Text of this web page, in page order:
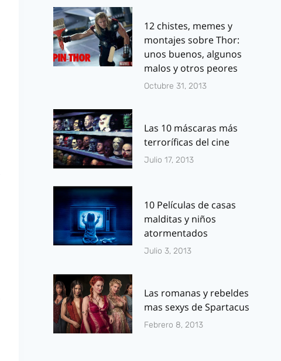
12 chistes, memes y
montajes sobre Thor:
unos buenos, algunos
malos y otros peores
Octubre 31, 2013
Las 10 máscaras más
terroríficas del cine
Julio 17, 2013
10 Películas de casas
malditas y niños
atormentados
Julio 3, 2013
Las romanas y rebeldes
mas sexys de Spartacus
Febrero 8, 2013